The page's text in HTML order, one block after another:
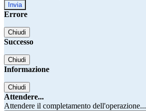
Errore
Chiudi
Successo
Chiudi
Informazione
Chiudi
Attendere...
Attendere il completamento dell'operazione...